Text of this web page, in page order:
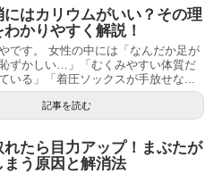
にはカリウムがいい？その理
かりやすく解説！
です。 女性の中には「なんだか足が
ずかしい…」「むくみやすい体質だ
いる」「着圧ソックスが手放せな...
記事を読む
れたら目力アップ！まぶたが
まう原因と解消法